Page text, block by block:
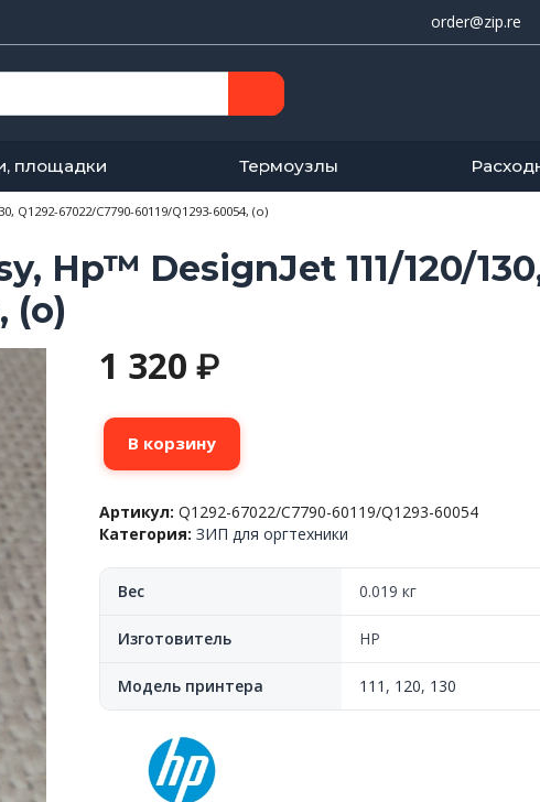
order@zip.re
площадки Термоузлы
67022/C7790-60119/Q1293-60054, (о)
Hp™ DesignJet 111/120/
(о)
1 320₽
Количество
товара
Датчик
door
sensor
Hp™
DesignJet
Q1292-
60119/Q1293-
60054,
В корзину
Артикул:Q1292-67022/C7790-60119/Q1293-60054
Категория:ЗИП для оргтехники
Вес 0.019 кг
Изготовитель HP
Модель принтера 111 , 120, 130